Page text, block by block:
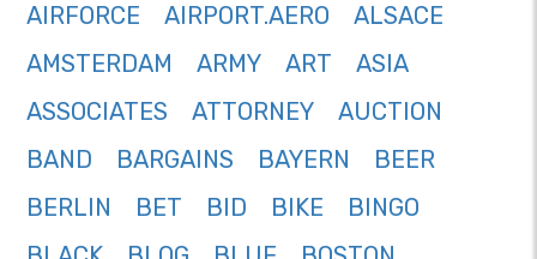
AIRFORCE
AIRPORT.AERO
ALSACE
AMSTERDAM
ARMY ART
ASIA
ASSOCIATES
ATTORNEY
AUCTION
BAND
BARGAINS BAYERN
BEER
BERLIN
BET BID BIKE
BINGO